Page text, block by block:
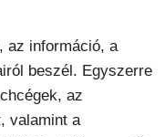
az információ, a
beszél. Egyszerre
az
valamint a